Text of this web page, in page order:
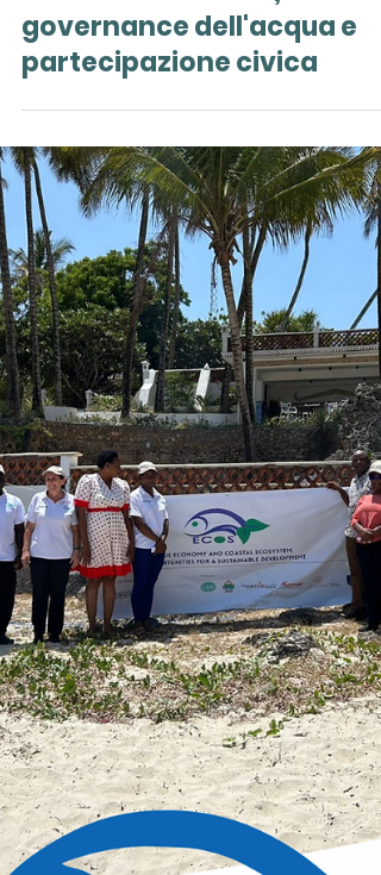
CAST ONG all'Assemblea
Generale ALDA 2026:
democrazia locale,
governance dell'acqua e
partecipazione civica